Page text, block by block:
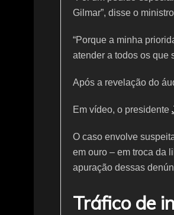
Gilmar”, disse o
“Porque a minha
atender a todos os que
Após a revelação do
Em vídeo, o presidente
O caso envolve
em ouro – em troca da
apuração dessas
Tráfico de